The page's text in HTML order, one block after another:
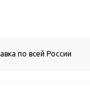
по всей России